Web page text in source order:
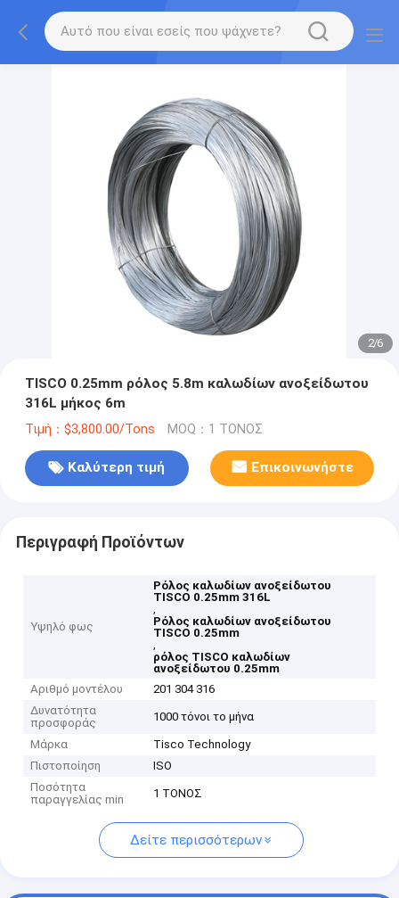
2/6
TISCO 0.25mm ρόλος 5.8m καλωδίων ανοξείδωτου
316L μήκος 6m
Τιμή：$3,800.00/Tons MOQ：1 ΤΟΝΟΣ
Καλύτερη τιμή Επικοινωνήστε
Περιγραφή Προϊόντων
Υψηλό φως
Ρόλος καλωδίων ανοξείδωτου
TISCO 0.25mm 316L
,
Ρόλος καλωδίων ανοξείδωτου
TISCO 0.25mm
,
ρόλος TISCO καλωδίων
ανοξείδωτου 0.25mm
Αριθμό μοντέλου
201 304 316
Δυνατότητα
προσφοράς
1000 τόνοι το μήνα
Μάρκα
Tisco Technology
Πιστοποίηση
ISO
Ποσότητα
παραγγελίας min
1 ΤΟΝΟΣ
Δείτε περισσότερων